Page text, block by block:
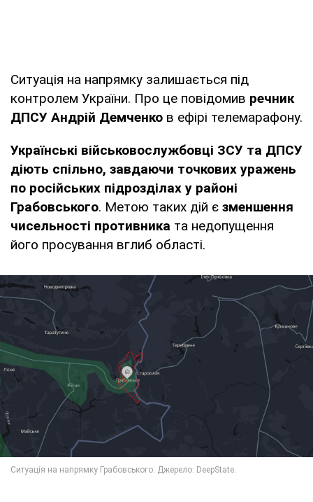
Ситуація на напрямку залишається під
контролем України. Про це повідомив речник
ДПСУ Андрій Демченко в ефірі телемарафону.
Українські військовослужбовці ЗСУ та ДПСУ
діють спільно, завдаючи точкових уражень
по російських підрозділах у районі
Грабовського. Метою таких дій є зменшення
чисельності противника та недопущення
його просування вглиб області.